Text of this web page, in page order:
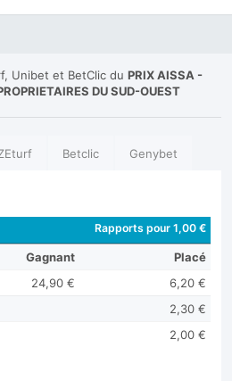
Unibet et BetClic du PRIX AISSA -
DU SUD-OUEST
Betclic Genybet
Rapports pour 1,00 €
Gagnant
Placé
24,90 €
6,20 €
2,30 €
2,00 €